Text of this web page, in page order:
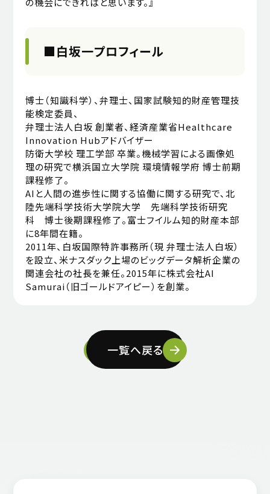
■白坂一プロフィール
博士（知識科学）、弁理士、国家試験知的財産管理技
能検定委員、
弁理士法人白坂 創業者、経済産業省Healthcare
Innovation Hubアドバイザー
防衛大学校 理工学部 卒業。機械学習による画像処
理の研究で横浜国立大学院 環境情報学府 博士前期
課程修了。
AIと人間の進歩性に関する協働に関する研究で、北
陸先端科学技術大学院大学 先端科学技術研究
科 博士後期課程修了。富士フイルム知的財産本部
に8年間在籍。
2011年、白坂国際特許事務所（現 弁理士法人白坂）
を設立、米ナスダック上場のビッグデータ解析企業の
関連会社の社長を兼任。2015年に株式会社AI
Samurai（旧ゴールドアイピー）を創業。
一覧へ戻る